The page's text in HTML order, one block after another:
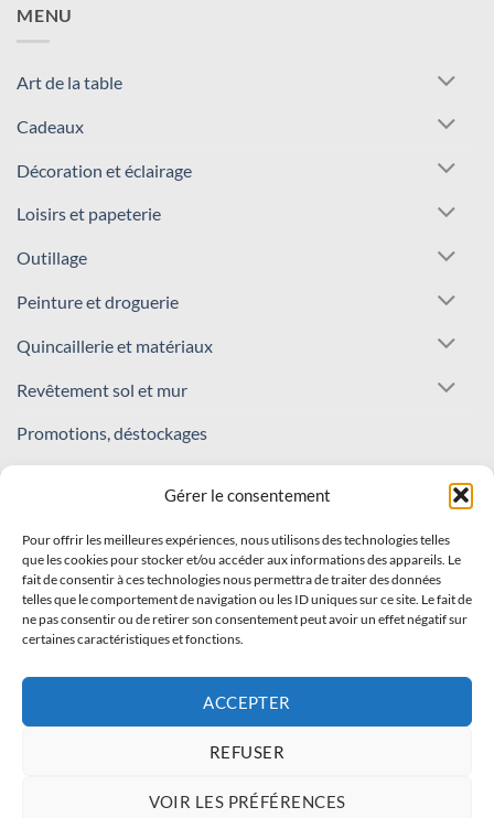
Gérer le consentement
Pour offrir les meilleures expériences, nous utilisons des technologies telles
que les cookies pour stocker et/ou accéder aux informations des appareils. Le
fait de consentir à ces technologies nous permettra de traiter des données
telles que le comportement de navigation ou les ID uniques sur ce site. Le fait de
ne pas consentir ou de retirer son consentement peut avoir un effet négatif sur
certaines caractéristiques et fonctions.
ACCEPTER
REFUSER
VOIR LES PRÉFÉRENCES
MENU
Art de la table
Cadeaux
Décoration et éclairage
Loisirs et papeterie
Outillage
Peinture et droguerie
Quincaillerie et matériaux
Revêtement sol et mur
Promotions, déstockages
REJOIGNEZ NOTRE COMMUNAUTÉ !
Inscrivez-vous à notre newsletter
Recevez nos offres et nouveautés en avant-première !
Stripe